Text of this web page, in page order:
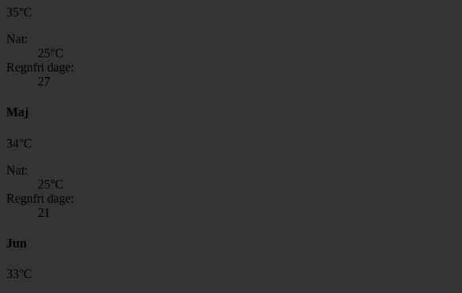
35°C
Nat:
25°C
Regnfri dage:
27
Maj
34°C
Nat:
25°C
Regnfri dage:
21
Jun
33°C